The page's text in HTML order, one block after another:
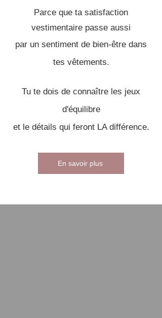
Parce que ta satisfaction
vestimentaire passe aussi
par un sentiment de bien-être dans
tes vêtements.
Tu te dois de connaître les jeux
d'équilibre
et le détails qui feront LA différence.
En savoir plus